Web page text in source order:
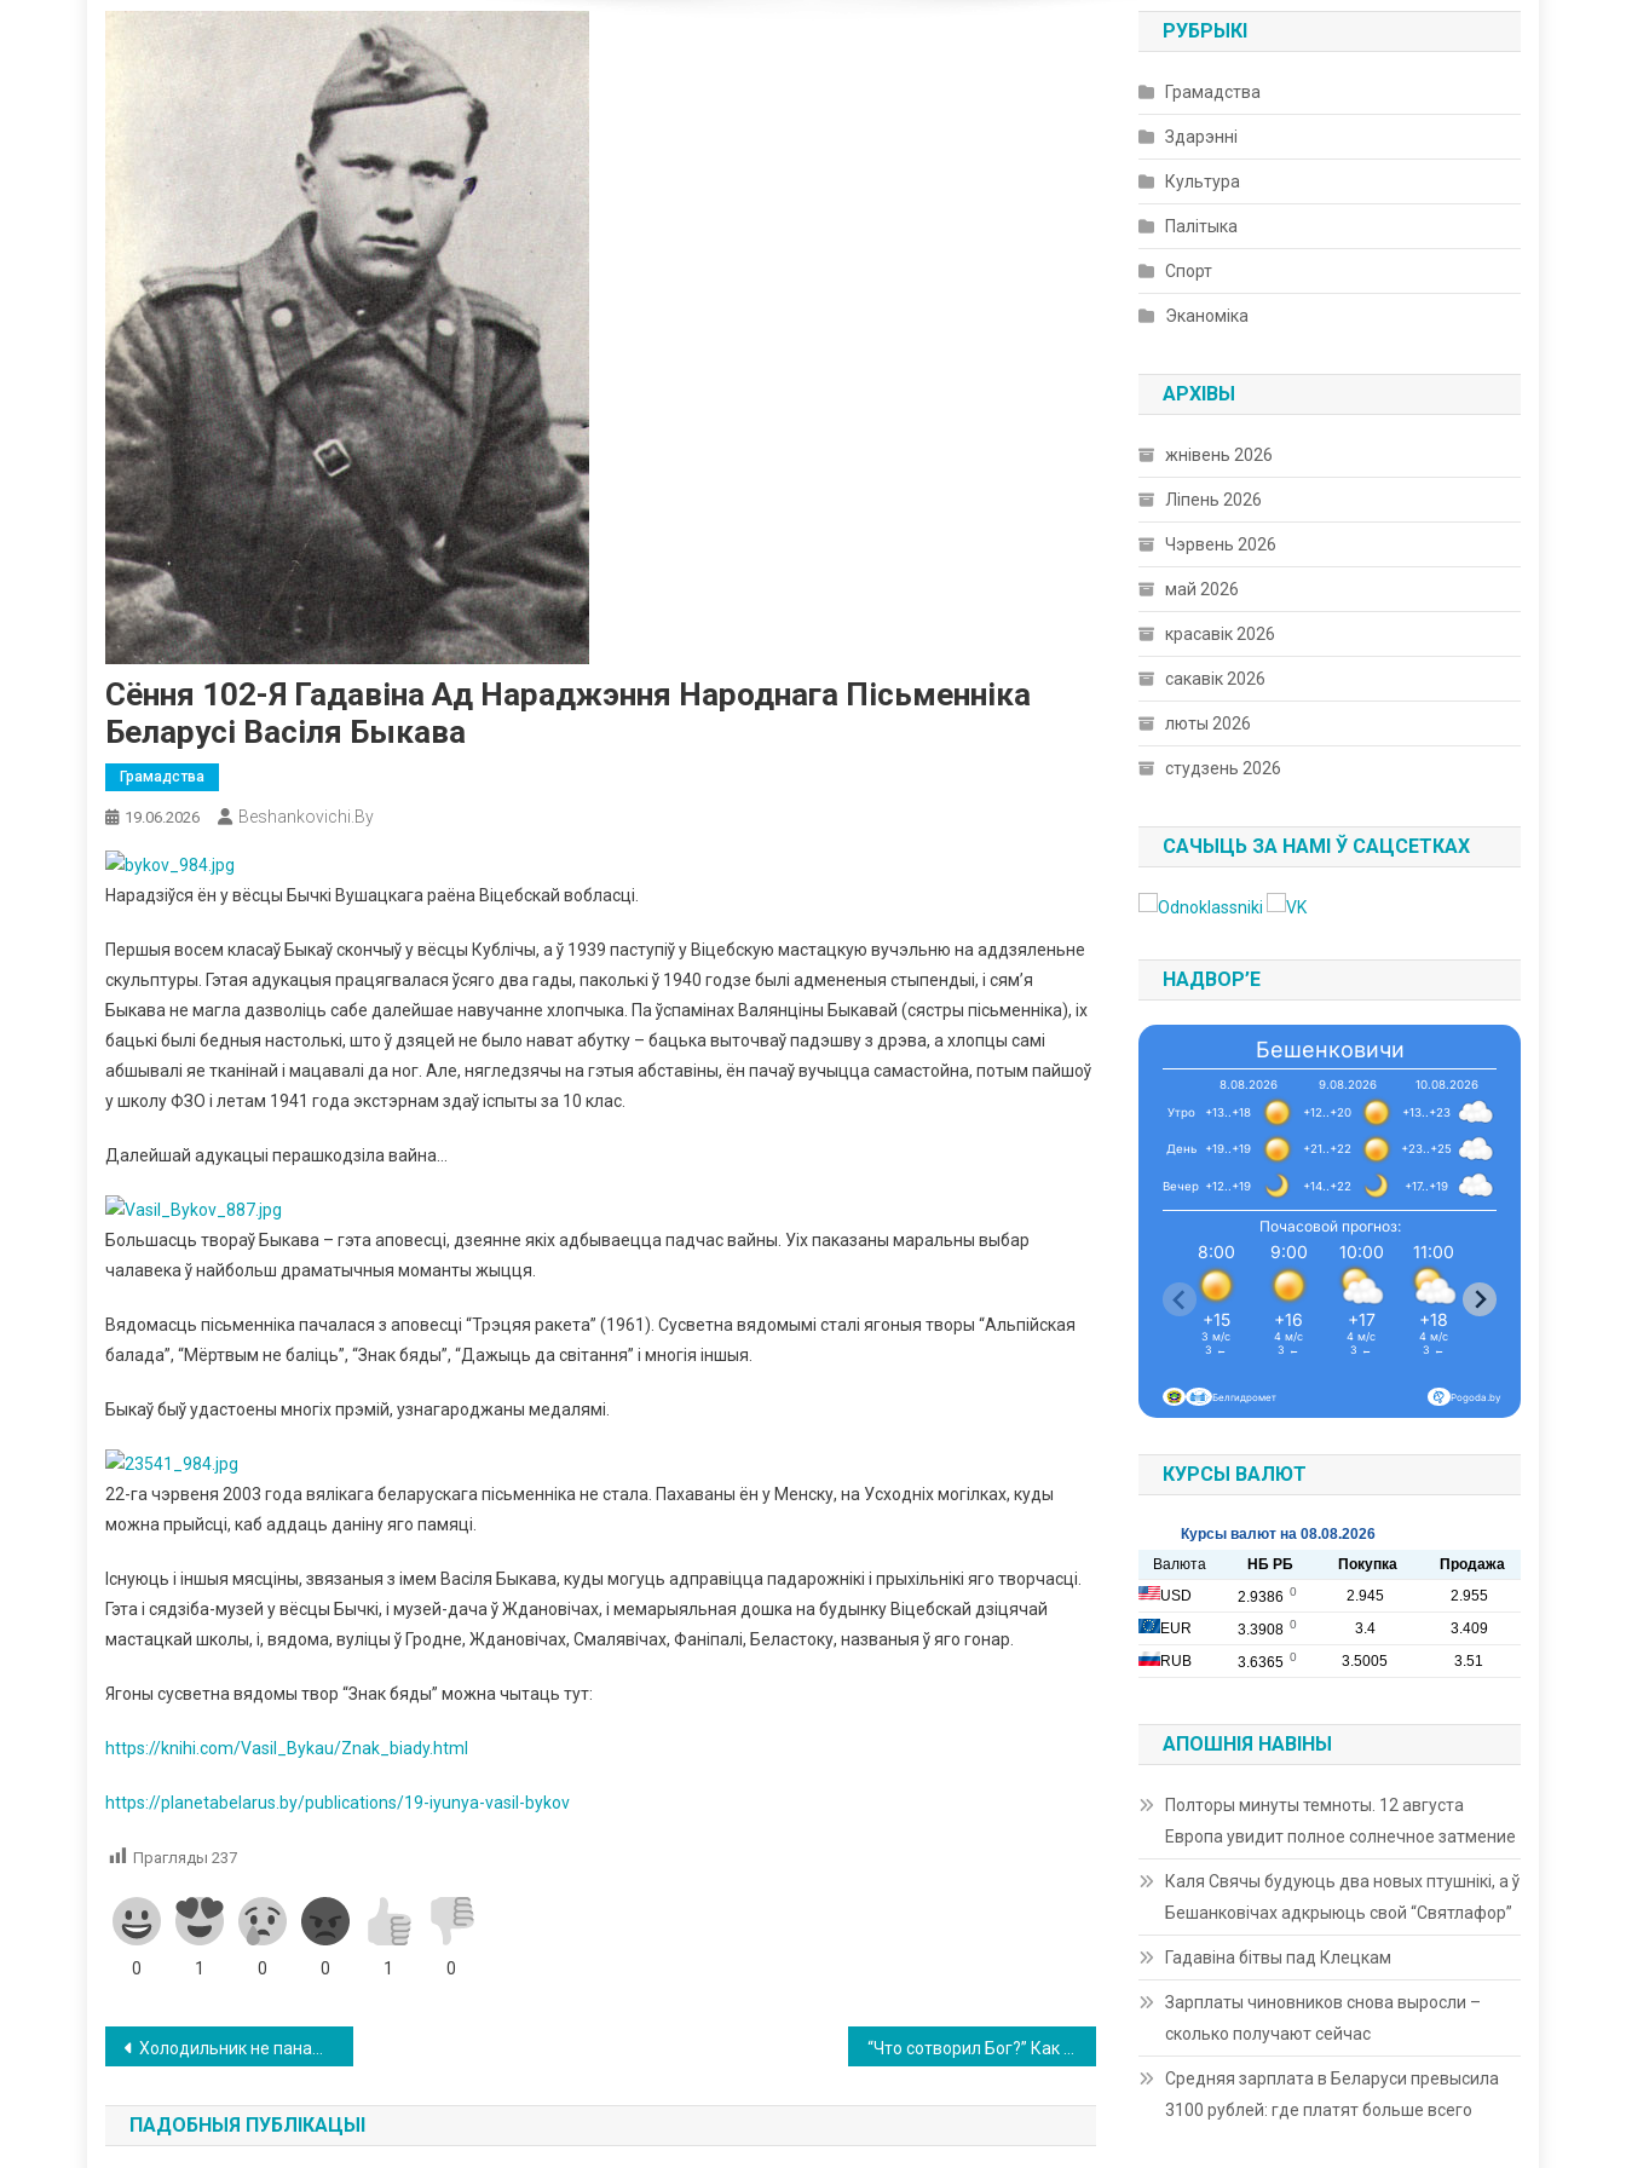
Сёння 102-Я Гадавіна Ад Нараджэння Народнага Пісьменніка
Беларусі Васіля Быкава
Грамадства
19.06.2026 Beshankovichi.by
Нарадзіўся ён у вёсцы Бычкі Вушацкага раёна Віцебскай вобласці.
Першыя восем класаў Быкаў скончыў у вёсцы Кублічы, а ў 1939 паступіў у Віцебскую мастацкую вучэльню на аддзяленьне
скульптуры. Гэтая адукацыя працягвалася ўсяго два гады, паколькі ў 1940 годзе былі адмененыя стыпендыі, і сям’я
Быкава не магла дазволіць сабе далейшае навучанне хлопчыка. Па ўспамінах Валянціны Быкавай (сястры пісьменніка), іх
бацькі былі бедныя настолькі, што ў дзяцей не было нават абутку – бацька выточваў падэшву з дрэва, а хлопцы самі
абшывалі яе тканінай і мацавалі да ног. Але, нягледзячы на ​​гэтыя абставіны, ён пачаў вучыцца самастойна, потым пайшоў
у школу ФЗО і летам 1941 года экстэрнам здаў іспыты за 10 клас.
Далейшай адукацыі перашкодзіла вайна…
Большасць твораў Быкава – гэта аповесці, дзеянне якіх адбываецца падчас вайны. Уіх паказаны маральны выбар
чалавека ў найбольш драматычныя моманты жыцця.
Вядомасць пісьменніка пачалася з аповесці “Трэцяя ракета” (1961). Сусветна вядомымі сталі ягоныя творы “Альпійская
балада”, “Мёртвым не баліць”, “Знак бяды”, “Дажыць да світання” і многія іншыя.
Быкаў быў удастоены многіх прэмій, узнагароджаны медалямі.
22-га чэрвеня 2003 года вялікага беларускага пісьменніка не стала. Пахаваны ён у Менску, на Усходніх могілках, куды
можна прыйсці, каб аддаць даніну яго памяці.
Існуюць і іншыя мясціны, звязаныя з імем Васіля Быкава, куды могуць адправіцца падарожнікі і прыхільнікі яго творчасці.
Гэта і сядзіба-музей у вёсцы Бычкі, і музей-дача ў Ждановічах, і мемарыяльная дошка на будынку Віцебскай дзіцячай
мастацкай школы, і, вядома, вуліцы ў Гродне, Ждановічах, Смалявічах, Фаніпалі, Беластоку, названыя ў яго гонар.
Ягоны сусветна вядомы твор “Знак бяды” можна чытаць тут:
https://knihi.com/Vasil_Bykau/Znak_biady.html
https://planetabelarus.by/publications/19-iyunya-vasil-bykov
Прагляды 237
0 1 0 0 1 0
Навігацыя
па
запісах
Холодильник не панацея: эти блюда становятся ядом на третий день
ПАДОБНЫЯ ПУБЛІКАЦЫІ
РУБРЫКІ
Грамадства
Здарэнні
Культура
Палітыка
Спорт
Эканоміка
АРХІВЫ
жнівень 2026
Ліпень 2026
Чэрвень 2026
май 2026
красавік 2026
сакавік 2026
люты 2026
студзень 2026
САЧЫЦЬ ЗА НАМІ Ў САЦСЕТКАХ
НАДВОР’Е
Бешенковичи
8.08.2026
+13..+18
+19..+19
+12..+19
9.08.2026
+12..+20
+21..+22
+14..+22
10.08.2026
+13..+23
+23..+25
+17..+19
Вечер
День
Утро
Почасовой прогноз:
8:00
+15
3 м/с
З ←
9:00
+16
4 м/с
З ←
10:00
+17
4 м/с
З ←
11:00
+18
4 м/с
З ←
Pogoda.by
Белгидромет
КУРСЫ ВАЛЮТ
АПОШНІЯ НАВІНЫ
Полторы минуты темноты. 12 августа
Европа увидит полное солнечное затмение
Каля Свячы будуюць два новых птушнікі, а ў
Бешанковічах адкрыюць свой “Святлафор”
Гадавіна бітвы пад Клецкам
Зарплаты чиновников снова выросли –
сколько получают сейчас
Средняя зарплата в Беларуси превысила
3100 рублей: где платят больше всего